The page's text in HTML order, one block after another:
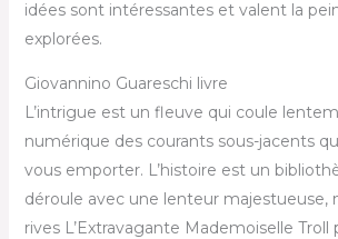
idées sont intéressantes et valent la
explorées.
Giovannino Guareschi livre
L’intrigue est un fleuve qui coule
numérique des courants sous-jacents
vous emporter. L’histoire est un
déroule avec une lenteur majestueuse,
rives L’Extravagante Mademoiselle Troll